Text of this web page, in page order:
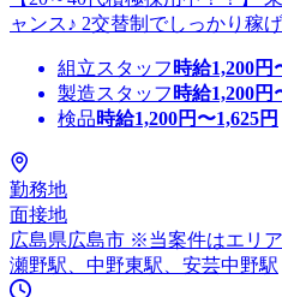
ャンス♪ 2交替制でしっかり稼
組立スタッフ 時給1,200円
製造スタッフ 時給1,200円
検品時給1,200円〜1,625円
勤務地
面接地
広島県広島市 ※当案件はエリ
瀬野駅、中野東駅、安芸中野駅